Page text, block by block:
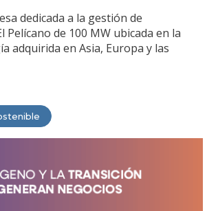
dedicada a la gestión de
de 100 MW ubicada en la
adquirida en Asia, Europa y las